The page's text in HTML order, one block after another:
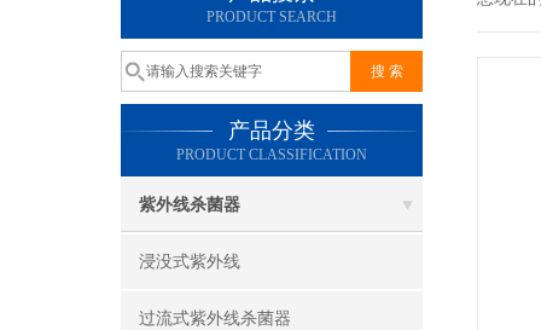
PRODUCT SEARCH
产品分类
PRODUCT CLASSIFICATION
紫外线杀菌器
浸没式紫外线
过流式紫外线杀菌器